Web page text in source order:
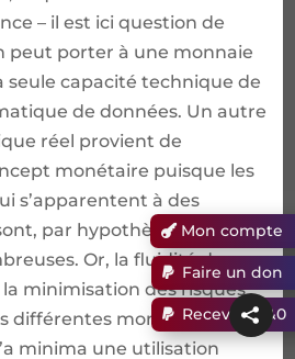
Mon compte
Faire un don
Recevoir E&0